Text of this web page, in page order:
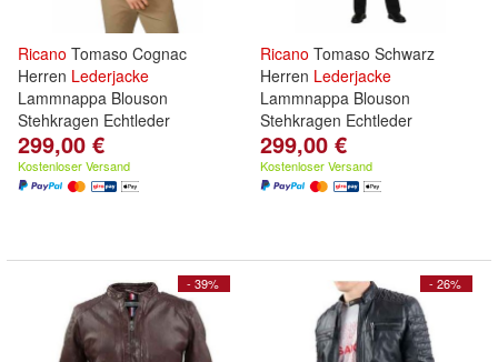
Ricano Tomaso Cognac
Herren Lederjacke
Lammnappa Blouson
Stehkragen Echtleder
299,00 €
Kostenloser Versand
Ricano Tomaso Schwarz
Herren Lederjacke
Lammnappa Blouson
Stehkragen Echtleder
299,00 €
Kostenloser Versand
- 39% - 26%